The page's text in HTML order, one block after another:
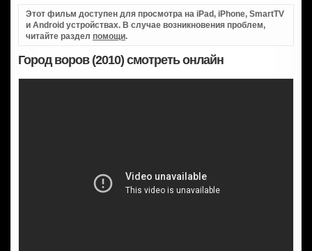
Этот фильм доступен для просмотра на iPad, iPhone, SmartTV
и Android устройствах. В случае возникновения проблем,
читайте раздел помощи.
Город воров (2010) смотреть онлайн